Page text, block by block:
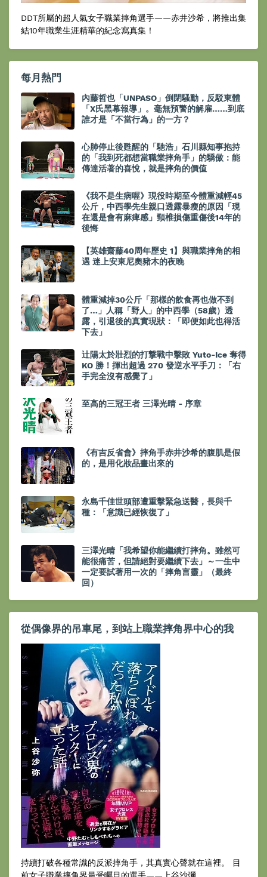
DDT所屬的超人氣女子職業摔角選手——赤井沙希，將推出集
結10年職業生涯精華的紀念寫真集！
每月熱門
內藤哲也「UNPASO」倒閉騷動，反駁東體
「X氏黑幕報導」。毫無預警的解雇……到底
誰才是「不當行為」的一方？
心肺停止後甦醒的「馳浩」石川縣知事抱持
的「我到死都想當職業摔角手」的驕傲：能
傳達活著的喜悅，就是摔角的價值
《我不是生病喔》現役時期至今體重減輕45
公斤，中西學先生親口透露暴瘦的原因「現
在還是會有麻痺感」頸椎損傷重傷後14年的
後悔
【英雄齋藤40周年歷史 1】與職業摔角的相
遇 迷上安東尼奧豬木的夜晚
體重減掉30公斤「那樣的飲食再也做不到
了…」人稱「野人」的中西學（58歲）透
露，引退後的真實現狀：「即便如此也得活
下去」
辻陽太於壯烈的打撃戰中擊敗 Yuto-Ice 奪得
KO 勝！揮出超過 270 發逆水平手刀：「右
手完全沒有感覺了」
至高的三冠王者 三澤光晴 - 序章
《有吉反省會》摔角手赤井沙希的腹肌是假
的，是用化妝品畫出來的
永島千佳世頭部遭重擊緊急送醫，長與千
種：「意識已經恢復了」
三澤光晴「我希望你能繼續打摔角。雖然可
能很痛苦，但請絕對要繼續下去」～一生中
一定要試著用一次的「摔角言靈」（最終
回）
從偶像界的吊車尾，到站上職業摔角界中心的我
持續打破各種常識的反派摔角手，其真實心聲就在這裡。 目